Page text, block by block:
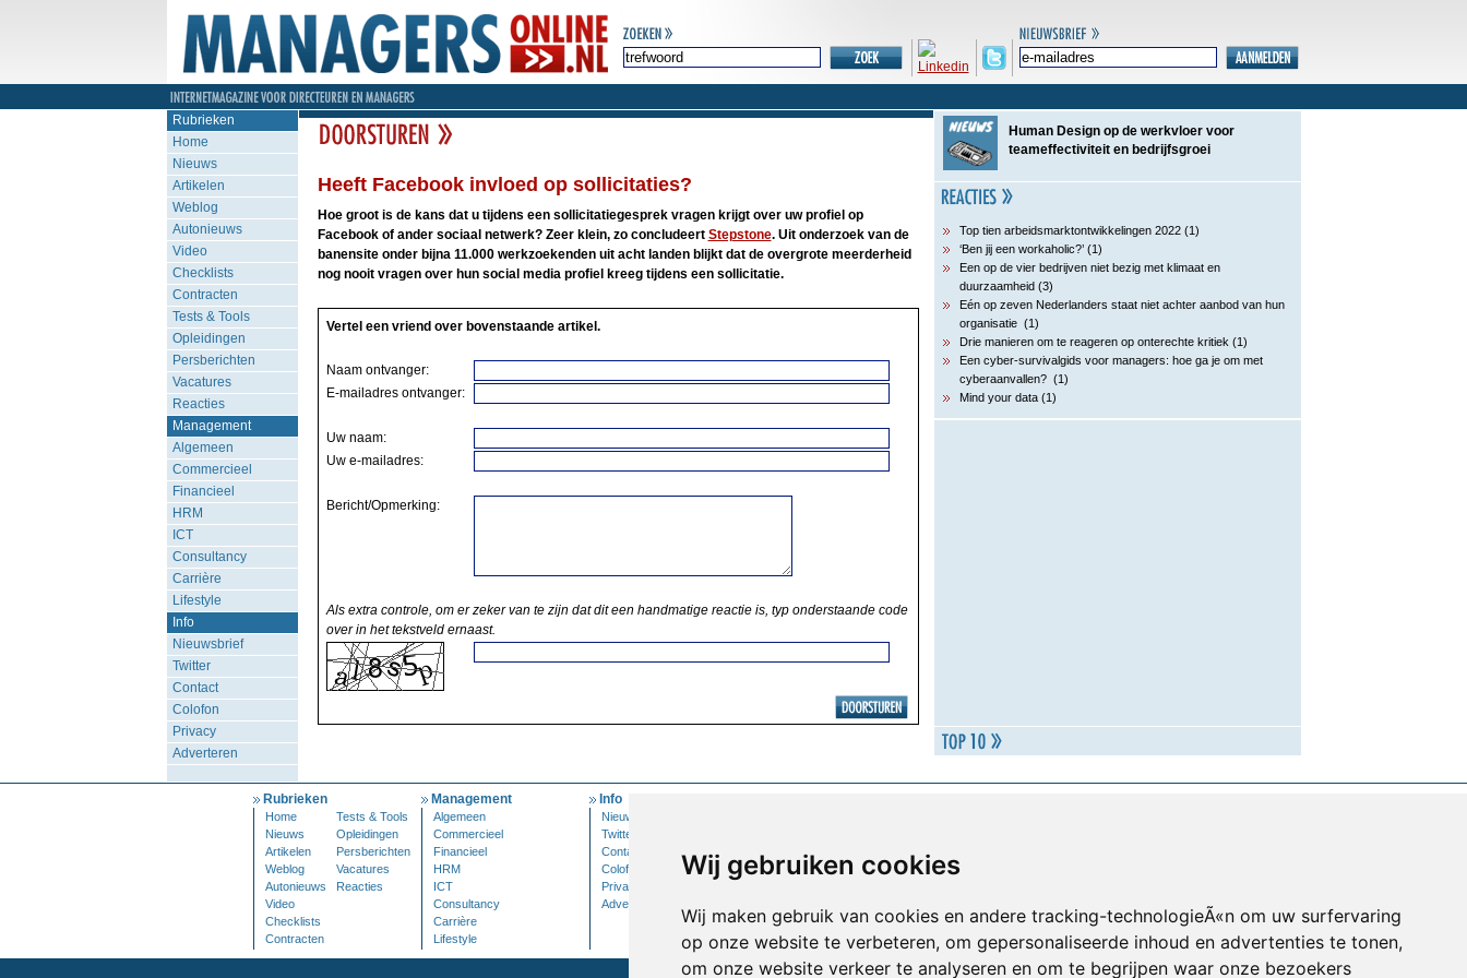
Wij gebruiken cookies
Wij maken gebruik van cookies en andere tracking-technologieÃ«n om uw surfervaring
op onze website te verbeteren, om gepersonaliseerde inhoud en advertenties te tonen,
om onze website verkeer te analyseren en om te begrijpen waar onze bezoekers
Rubrieken
Home
Nieuws
Artikelen
Weblog
Autonieuws
Video
Checklists
Contracten
Tests & Tools
Opleidingen
Persberichten
Vacatures
Reacties
Management
Algemeen
Commercieel
Financieel
HRM
ICT
Consultancy
Carrière
Lifestyle
Info
Nieuwsbrief
Twitter
Contact
Colofon
Privacy
Adverteren
Heeft Facebook invloed op sollicitaties?
Hoe groot is de kans dat u tijdens een sollicitatiegesprek vragen krijgt over uw profiel op
Facebook of ander sociaal netwerk? Zeer klein, zo concludeert Stepstone. Uit onderzoek van de
banensite onder bijna 11.000 werkzoekenden uit acht landen blijkt dat de overgrote meerderheid
nog nooit vragen over hun social media profiel kreeg tijdens een sollicitatie.
Vertel een vriend over bovenstaande artikel.
Naam ontvanger:
E-mailadres ontvanger:
Uw naam:
Uw e-mailadres:
Bericht/Opmerking:
Als extra controle, om er zeker van te zijn dat dit een handmatige reactie is, typ onderstaande code
over in het tekstveld ernaast.
Human Design op de werkvloer voor
teameffectiviteit en bedrijfsgroei
Top tien arbeidsmarktontwikkelingen 2022 (1)
‘Ben jij een workaholic?’ (1)
Een op de vier bedrijven niet bezig met klimaat en
duurzaamheid (3)
Eén op zeven Nederlanders staat niet achter aanbod van hun
organisatie (1)
Drie manieren om te reageren op onterechte kritiek (1)
Een cyber-survivalgids voor managers: hoe ga je om met
cyberaanvallen? (1)
Mind your data (1)
Rubrieken
Home
Tests & Tools
Nieuws
Opleidingen
Artikelen
Persberichten
Weblog
Vacatures
Autonieuws
Reacties
Video
Checklists
Contracten
Management
Algemeen
Commercieel
Financieel
HRM
ICT
Consultancy
Carrière
Lifestyle
Info
Nieuwsbrief
Twitter
Contact
Colofon
Privacy
Adverteren